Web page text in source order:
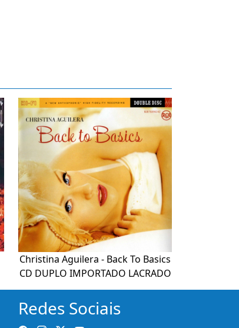
Christina Aguilera - Back To Basics
CD DUPLO IMPORTADO LACRADO
Redes Sociais